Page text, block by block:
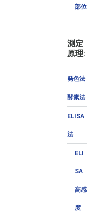
部位
測定
原理:
発色法
酵素法
ELISA
法
ELI
SA
高感
度